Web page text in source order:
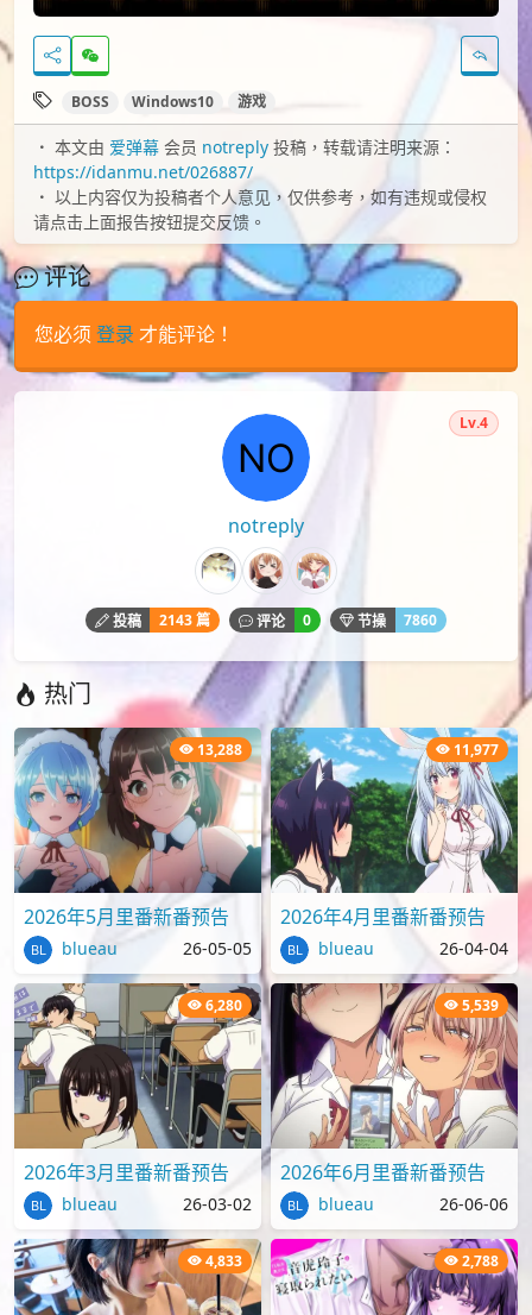
BOSS Windows10 游戏
本文由 爱弹幕 会员 notreply 投稿，转载请注明来源：
https://idanmu.net/026887/
以上内容仅为投稿者个人意见，仅供参考，如有违规或侵权
请点击上面报告按钮提交反馈。
评论
您必须 登录 才能评论！
notreply
Lv.4
投稿 2143 篇 评论 0 节操 7860
热门
13,288
2026年5月里番新番预告
blueau 26-05-05
11,977
2026年4月里番新番预告
blueau 26-04-04
6,280
2026年3月里番新番预告
blueau 26-03-02
5,539
2026年6月里番新番预告
blueau 26-06-06
4,833 2,788